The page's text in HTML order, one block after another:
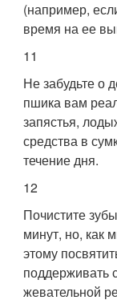
(например,
время на ее
11
Не забудьте о
пшика вам
запястья,
средства в
течение дня.
12
Почистите
минут, но, как
этому
поддерживать
жевательной